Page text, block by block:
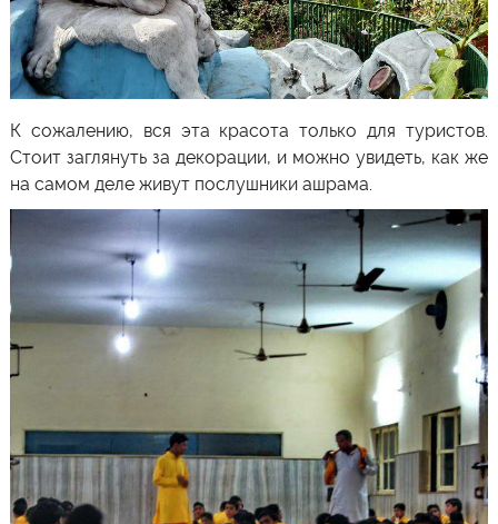
К сожалению, вся эта красота только для туристов.
Стоит заглянуть за декорации, и можно увидеть, как же
на самом деле живут послушники ашрама.